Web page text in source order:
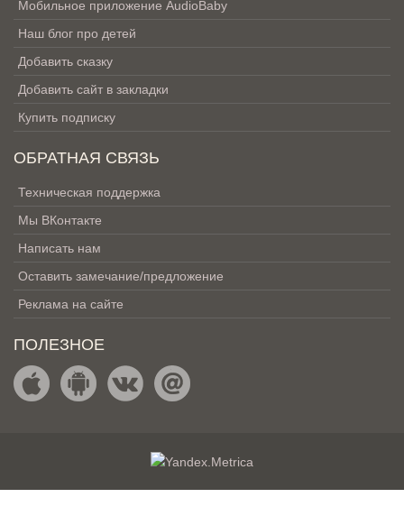
Мобильное приложение AudioBaby
Наш блог про детей
Добавить сказку
Добавить сайт в закладки
Купить подписку
ОБРАТНАЯ СВЯЗЬ
Техническая поддержка
Мы ВКонтакте
Написать нам
Оставить замечание/предложение
Реклама на сайте
ПОЛЕЗНОЕ